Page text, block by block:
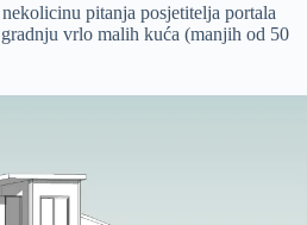
pitanja posjetitelja portala
vrlo malih kuća (manjih od 50